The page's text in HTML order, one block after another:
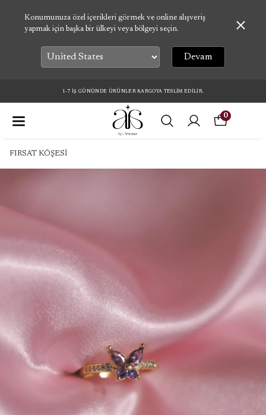
Konumunuza özel içerikleri görmek ve online alışveriş
yapmak için başka bir ülkeyi veya bölgeyi seçin.
Devam
1-7 İŞ GÜNÜNDE ÜRÜNLER KARGOYA TESLİM EDİLİR.
0
FIRSAT KÖŞESİ